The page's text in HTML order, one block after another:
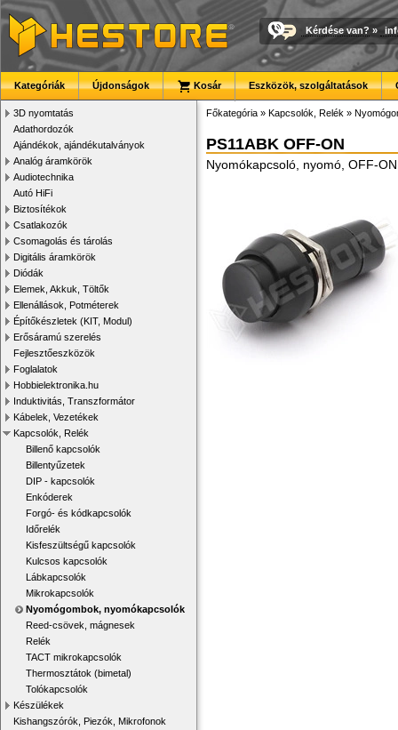
Kérdése van? »
Kategóriák Újdonságok Kosár Eszközök, szolgáltatások
3D nyomtatás
Adathordozók
Ajándékok, ajándékutalványok
Analóg áramkörök
Audiotechnika
Autó HiFi
Biztosítékok
Csatlakozók
Csomagolás és tárolás
Digitális áramkörök
Diódák
Elemek, Akkuk, Töltők
Ellenállások, Potméterek
Építőkészletek (KIT, Modul)
Erősáramú szerelés
Fejlesztőeszközök
Foglalatok
Hobbielektronika.hu
Induktivitás, Transzformátor
Kábelek, Vezetékek
Kapcsolók, Relék
Billenő kapcsolók
Billentyűzetek
DIP - kapcsolók
Enkóderek
Forgó- és kódkapcsolók
Időrelék
Kisfeszültségű kapcsolók
Kulcsos kapcsolók
Lábkapcsolók
Mikrokapcsolók
Nyomógombok, nyomókapcsolók
Reed-csövek, mágnesek
Relék
TACT mikrokapcsolók
Thermosztátok (bimetal)
Tolókapcsolók
Készülékek
Kishangszórók, Piezók, Mikrofonok
Főkategória » Kapcsolók, Relék »
PS11ABK OFF-ON
Nyomókapcsoló, nyomó, OFF-